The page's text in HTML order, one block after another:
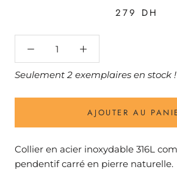
279 DH
Seulement 2 exemplaires en stock !
AJOUTER AU
Collier en acier inoxydable 316L
pendentif carré en pierre naturelle.